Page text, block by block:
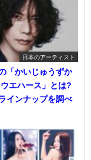
日本のアーティスト
「かいじゅうずか
エハース」とは?
インナップを調べ